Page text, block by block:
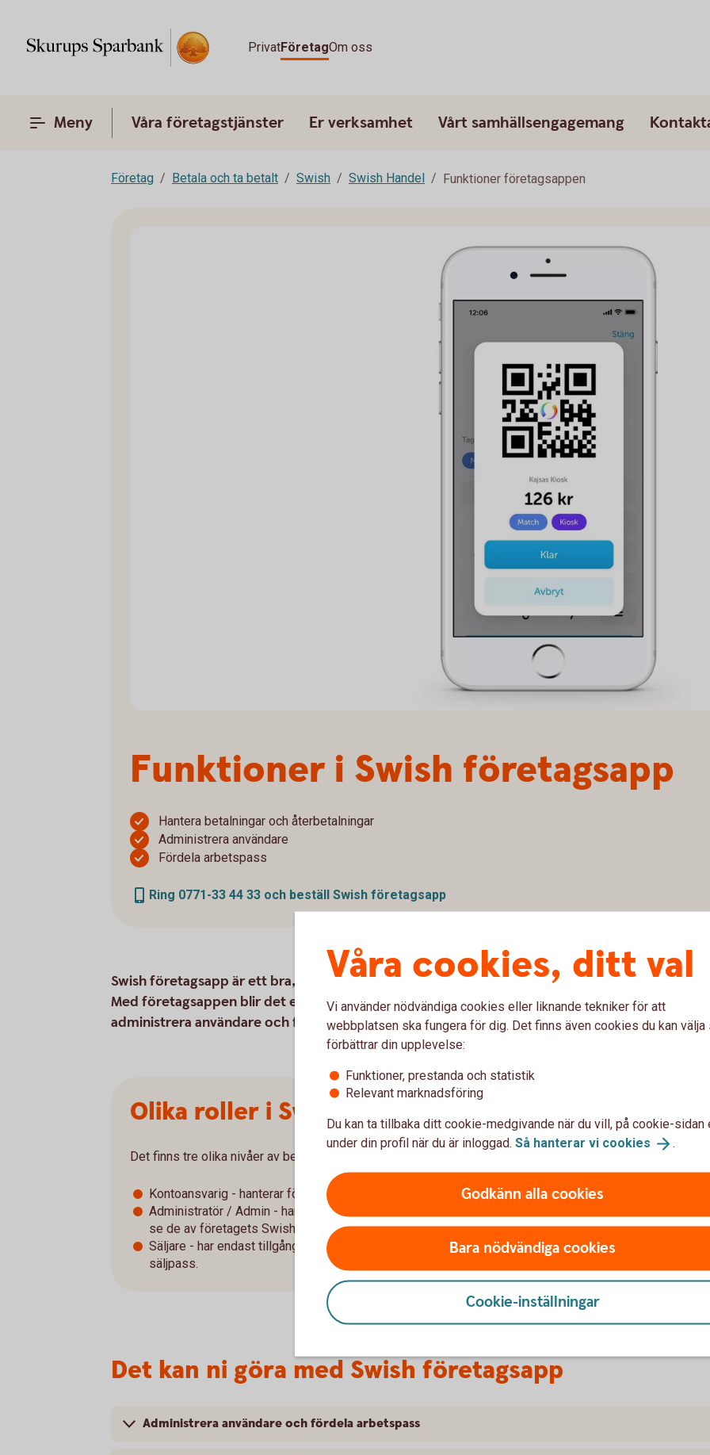
PrivatFöretagOm oss
Meny Våra företagstjänster Er verksamhet Vårt samhällsengagemang
Företag Betala och ta betalt Swish Swish Handel Funktioner företagsappen
Funktioner i Swish företagsapp
Hantera betalningar och återbetalningar
Administrera användare
Fördela arbetspass
Ring 0771-33 44 33 och beställ Swish företagsapp
Swish företagsapp är ett bra, och kostnadsfritt, komplement för er som har Swish Handel.
Med företagsappen blir det enklare att hantera betalningar och återbetalningar. Ni kan även
administrera användare och fördela arbetspass.
Olika roller i Swish företagsapp
Det finns tre olika nivåer av behörigheter och roller i företagsappen:
Kontoansvarig - hanterar företagets användare.Ser företagets alla nummer.
Administratör / Admin - har liknande rättigheter som Kontoansvarig, men kan endast
se de av företagets Swish-nummer som den fått tillgång till.
Säljare - har endast tillgång till appen under en specificerad tidsperiod, ett så kallat
säljpass.
Det kan ni göra med Swish företagsapp
Administrera användare och fördela arbetspass
Våra cookies, ditt val
Vi använder nödvändiga cookies eller liknande tekniker för att
webbplatsen ska fungera för dig. Det finns även cookies du kan välja
förbättrar din upplevelse:
Funktioner, prestanda och statistik
Relevant marknadsföring
Du kan ta tillbaka ditt cookie-medgivande när du vill, på cookie-sidan
under din profil när du är inloggad. Så hanterar vi cookies .
Godkänn alla cookies
Bara nödvändiga cookies
Cookie-inställningar